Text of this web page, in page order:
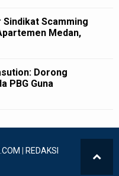
Sindikat Scamming
Medan,
Miliar
Dorong
PBG Guna
Cepat dan
REDAKSI